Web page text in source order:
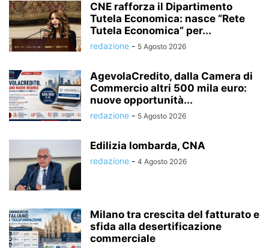
CNE rafforza il Dipartimento
Tutela Economica: nasce “Rete
Tutela Economica” per...
redazione - 5 Agosto 2026
AgevolaCredito, dalla Camera di
Commercio altri 500 mila euro:
nuove opportunità...
redazione - 5 Agosto 2026
Edilizia lombarda, CNA
redazione - 4 Agosto 2026
Milano tra crescita del fatturato e
sfida alla desertificazione
commerciale